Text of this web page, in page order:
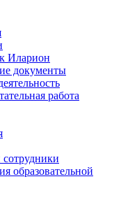
Иларион
документы
работа
образовательной